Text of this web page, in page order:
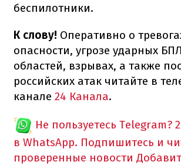
беспилотники.
К слову! Оперативно о
опасности, угрозе ударных
областей, взрывах, а также
российских атак читайте в
канале 24 Канала.
Не пользуетесь Telegram?
в WhatsApp. Подпишитесь и
проверенные новости